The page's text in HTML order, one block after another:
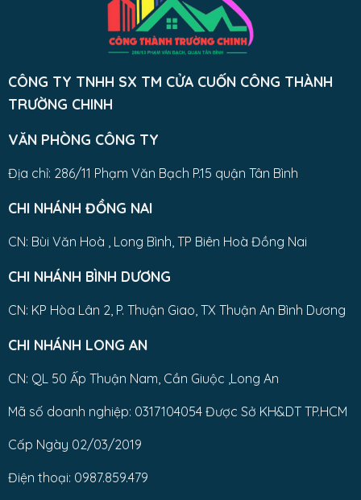
CÔNG TY TNHH SX TM CỬA CUỐN CÔNG THÀNH
TRƯỜNG CHINH
VĂN PHÒNG CÔNG TY
Địa chỉ: 286/11 Phạm Văn Bạch P.15 quận Tân Bình
CHI NHÁNH ĐỒNG NAI
CN: Bùi Văn Hoà , Long Bình, TP Biên Hoà Đồng Nai
CHI NHÁNH BÌNH DƯƠNG
CN: KP Hòa Lân 2, P. Thuận Giao, TX Thuận An Bình Dương
CHI NHÁNH LONG AN
CN: QL 50 Ấp Thuận Nam, Cần Giuộc ,Long An
Mã số doanh nghiệp: 0317104054 Được Sở KH&DT TP.HCM
Cấp Ngày 02/03/2019
Điện thoại: 0987.859.479